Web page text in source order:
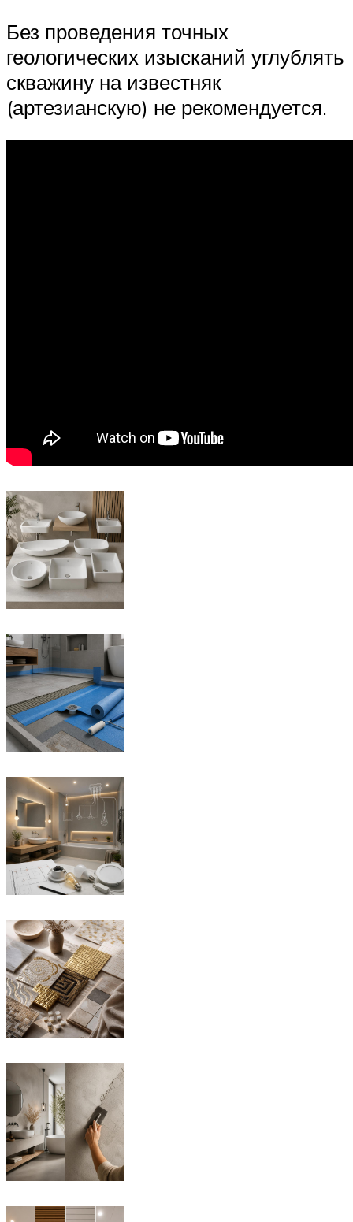
Без проведения точных
геологических изысканий углублять
скважину на известняк
(артезианскую) не рекомендуется.